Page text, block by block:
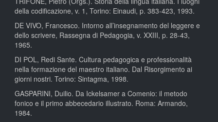
della codificazione, v. 1, Torino: Einaudi, p. 383-423, 1993.
DE VIVO, Francesco. Intorno all’insegnamento del leggere e
dello scrivere, Rassegna di Pedagogia, v. XXIII, p. 28-43,
1965.
DI POL, Redi Sante. Cultura pedagogica e professionalità
nella formazione del maestro italiano. Dal Risorgimento ai
giorni nostri. Torino: Sintagma, 1998.
GASPARINI, Duilio. Da Ickelsamer a Comenio: il metodo
fonico e il primo abbecedario illustrato. Roma: Armando,
1984.